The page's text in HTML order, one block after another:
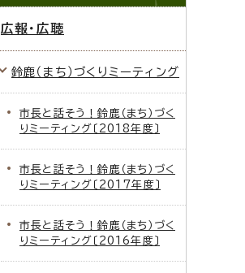
広報・広聴
鈴鹿（まち）づくりミーティング
市長と話そう！鈴鹿（まち）づく
りミーティング〔2018年度〕
市長と話そう！鈴鹿（まち）づく
りミーティング〔2017年度〕
市長と話そう！鈴鹿（まち）づく
りミーティング〔2016年度〕